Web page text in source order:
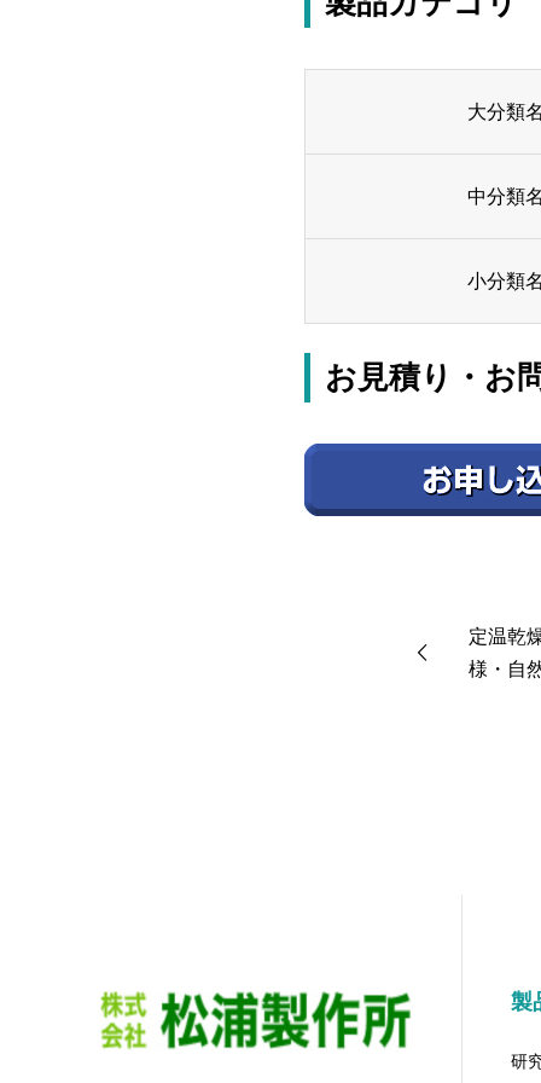
大分類
中分類
小分類
お見積り・お
定温乾
様・自
製
研